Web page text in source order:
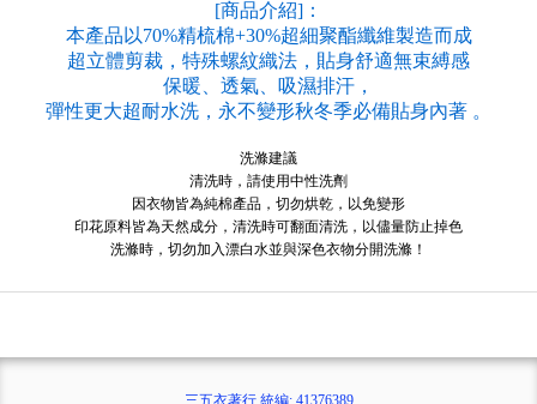
[商品介紹]：
本產品以70%精梳棉+30%超細聚酯纖維製造而成
超立體剪裁，特殊螺紋織法，貼身舒適無束縛感
保暖、透氣、吸濕排汗，
彈性更大超耐水洗，永不變形秋冬季必備貼身內著 。
洗滌建議
清洗時，請使用中性洗劑
因衣物皆為純棉產品，切勿烘乾，以免變形
印花原料皆為天然成分，清洗時可翻面清洗，以儘量防止掉色
洗滌時，切勿加入漂白水並與深色衣物分開洗滌！
三五衣著行 統編: 41376389